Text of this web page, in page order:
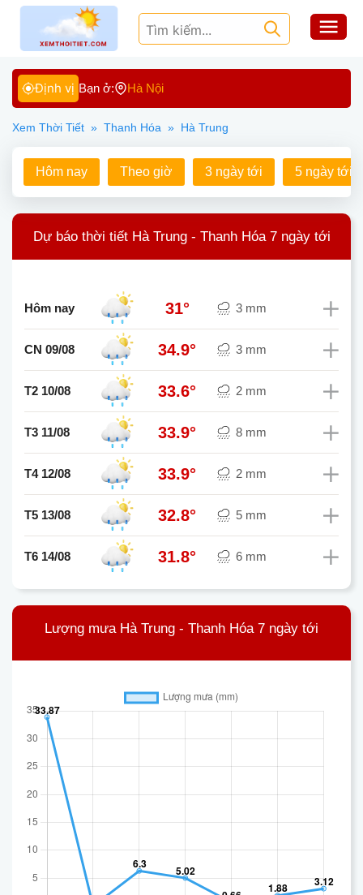
Định vị Bạn ở: Hà Nội
Xem Thời Tiết » Thanh Hóa » Hà Trung
Hôm nay Theo giờ 3 ngày tới 5 ngày tới
Dự báo thời tiết Hà Trung - Thanh Hóa 7 ngày tới
Hôm nay 31° 3 mm
CN 09/08 34.9° 3 mm
T2 10/08 33.6° 2 mm
T3 11/08 33.9° 8 mm
T4 12/08 33.9° 2 mm
T5 13/08 32.8° 5 mm
T6 14/08 31.8° 6 mm
Lượng mưa Hà Trung - Thanh Hóa 7 ngày tới